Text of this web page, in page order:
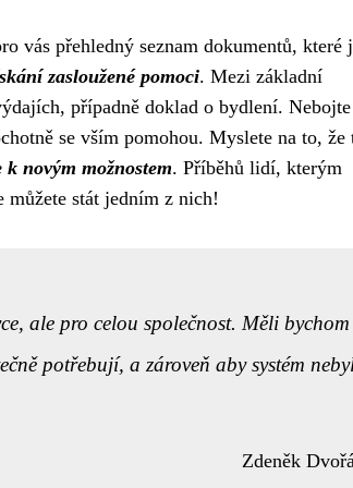
vás přehledný seznam dokumentů, které
zasloužené pomoci. Mezi základní
případně doklad o bydlení. Nebojte
se vším pomohou. Myslete na to, že
k novým možnostem. Příběhů lidí, kterým
můžete stát jedním z nich!
ale pro celou společnost. Měli bychom
potřebují, a zároveň aby systém
Zdeněk